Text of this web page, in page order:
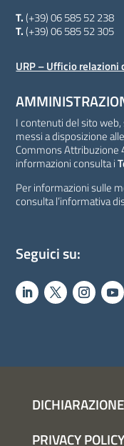
T.(+39) 06 585 52 238
T.(+39) 06 585 52 305
URP – Ufficio relazioni
I contenuti del sito
messi a disposizione
Commons Attribuzione
informazioni consulta i
Per informazioni sulle
consulta l’informativa
Seguici su:
PRIVACY POLICY